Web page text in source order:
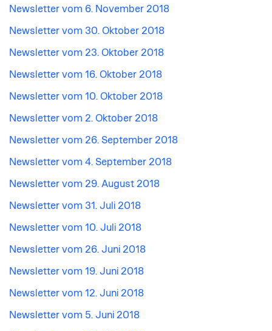
Newsletter vom 6. November 2018
Newsletter vom 30. Oktober 2018
Newsletter vom 23. Oktober 2018
Newsletter vom 16. Oktober 2018
Newsletter vom 10. Oktober 2018
Newsletter vom 2. Oktober 2018
Newsletter vom 26. September 2018
Newsletter vom 4. September 2018
Newsletter vom 29. August 2018
Newsletter vom 31. Juli 2018
Newsletter vom 10. Juli 2018
Newsletter vom 26. Juni 2018
Newsletter vom 19. Juni 2018
Newsletter vom 12. Juni 2018
Newsletter vom 5. Juni 2018